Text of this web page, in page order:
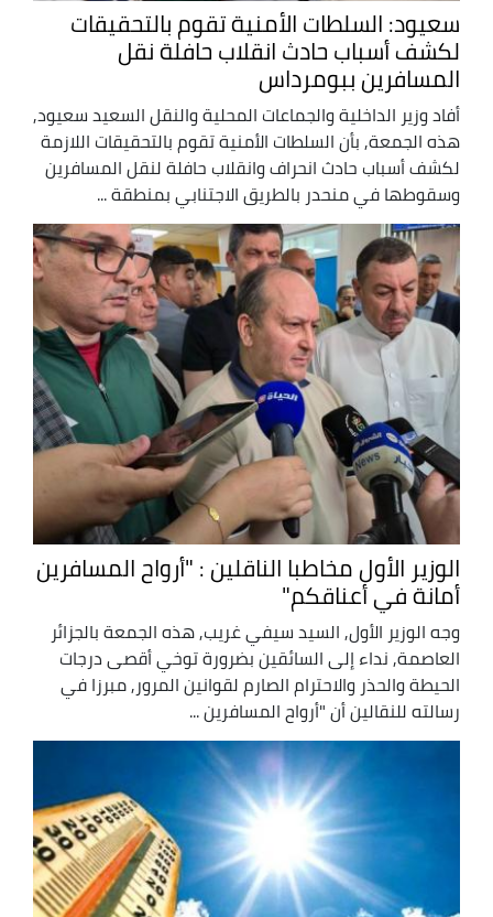
سعيود: السلطات الأمنية تقوم بالتحقيقات
لكشف أسباب حادث انقلاب حافلة نقل
المسافرين ببومرداس
أفاد وزير الداخلية والجماعات المحلية والنقل السعيد سعيود,
هذه الجمعة, بأن السلطات الأمنية تقوم بالتحقيقات اللازمة
لكشف أسباب حادث انحراف وانقلاب حافلة لنقل المسافرين
وسقوطها في منحدر بالطريق الاجتنابي بمنطقة ...
الوزير الأول مخاطبا الناقلين : "أرواح المسافرين
أمانة في أعناقكم"
وجه الوزير الأول, السيد سيفي غريب, هذه الجمعة بالجزائر
العاصمة, نداء إلى السائقين بضرورة توخي أقصى درجات
الحيطة والحذر والاحترام الصارم لقوانين المرور, مبرزا في
رسالته للنقالين أن "أرواح المسافرين ...